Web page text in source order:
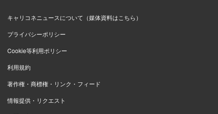
キャリコネニュースについて（媒体資料はこちら）
プライバシーポリシー
Cookie等利用ポリシー
利用規約
著作権・商標権・リンク・フィード
情報提供・リクエスト